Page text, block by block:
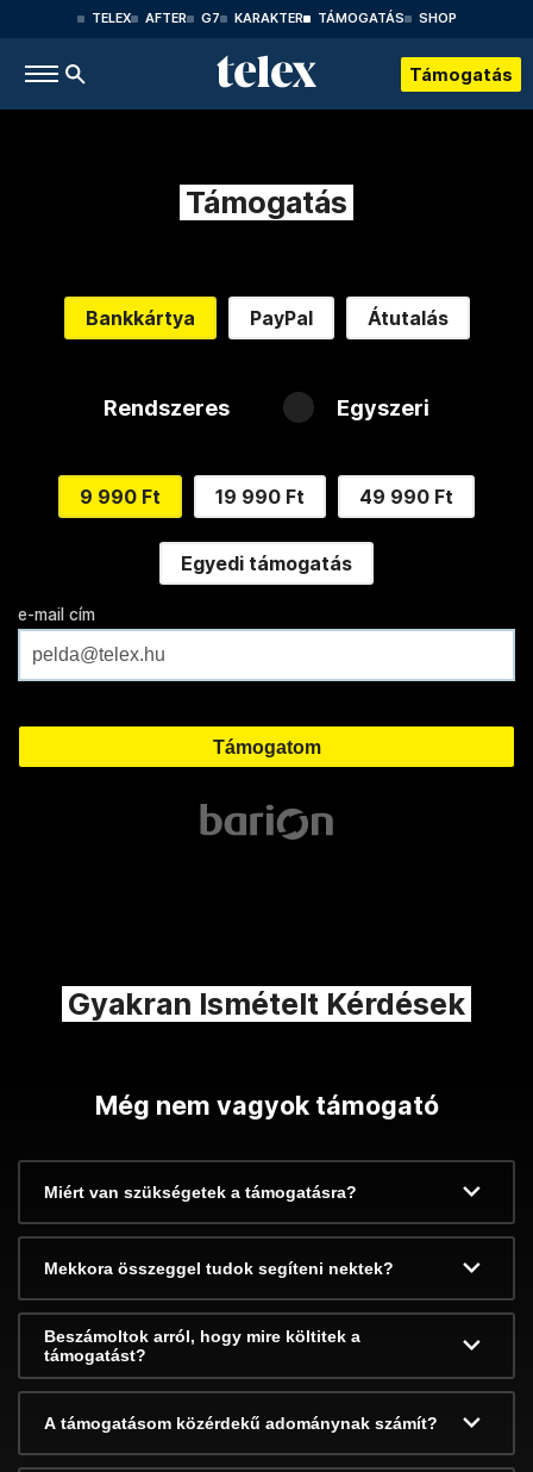
TELEX AFTER G7 KARAKTER TÁMOGATÁS SHOP
Támogatás
Támogatás
Bankkártya PayPal Átutalás
Rendszeres Egyszeri
9 990 Ft 19 990 Ft 49 990 Ft
Egyedi támogatás
e-mail cím
Gyakran Ismételt Kérdések
Még nem vagyok támogató
Miért van szükségetek a támogatásra?
Mekkora összeggel tudok segíteni nektek?
Beszámoltok arról, hogy mire költitek a
támogatást?
A támogatásom közérdekű adománynak számít?